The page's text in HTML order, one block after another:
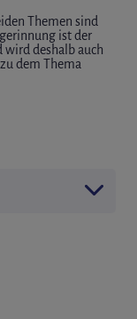
Themen sind
ist der
wird deshalb auch
dem Thema